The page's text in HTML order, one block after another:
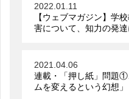
2022.01.11
【ウェブマガジン】学
害について、知力の発
2021.04.06
連載・「押し紙」問題
ムを変えるという幻想」